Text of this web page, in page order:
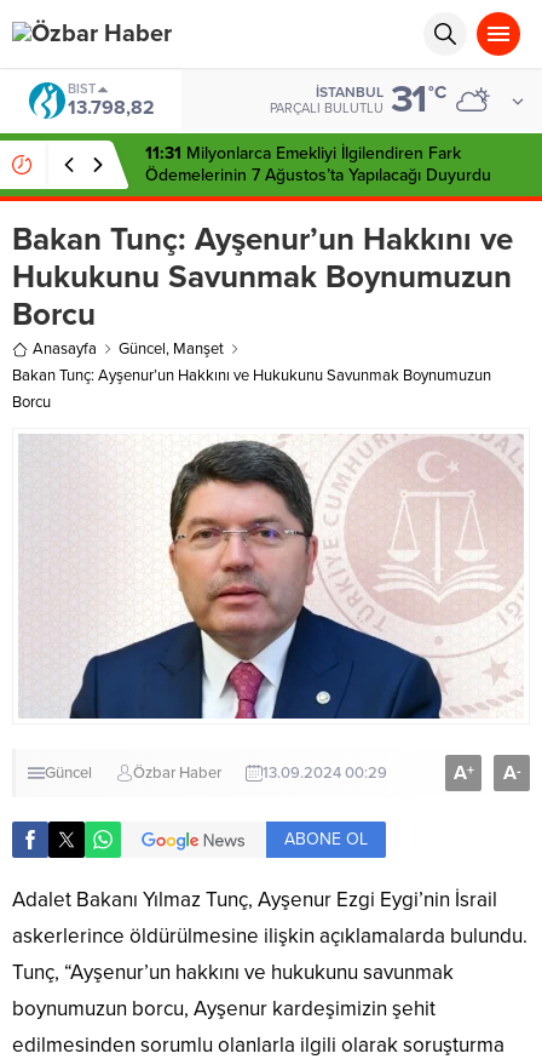
islami
omegla
türk
sohbet
cinsel
sohbet
dini
chat
BIST
13.798,82
İSTANBUL
PARÇALI BULUTLU 31°C
11:31 Milyonlarca Emekliyi İlgilendiren Fark
Ödemelerinin 7 Ağustos’ta Yapılacağı Duyurdu
Bakan Tunç: Ayşenur’un Hakkını ve
Hukukunu Savunmak Boynumuzun
Borcu
Anasayfa Güncel, Manşet
Bakan Tunç: Ayşenur’un Hakkını ve Hukukunu Savunmak Boynumuzun
Borcu
Güncel Özbar Haber 13.09.2024 00:29 A+ A-
ABONE OL
Adalet Bakanı Yılmaz Tunç, Ayşenur Ezgi Eygi’nin İsrail
askerlerince öldürülmesine ilişkin açıklamalarda bulundu.
Tunç, “Ayşenur’un hakkını ve hukukunu savunmak
boynumuzun borcu, Ayşenur kardeşimizin şehit
edilmesinden sorumlu olanlarla ilgili olarak soruşturma